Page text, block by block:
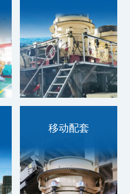
技术过硬，质量为本
移动配套
技术过硬，质量为本